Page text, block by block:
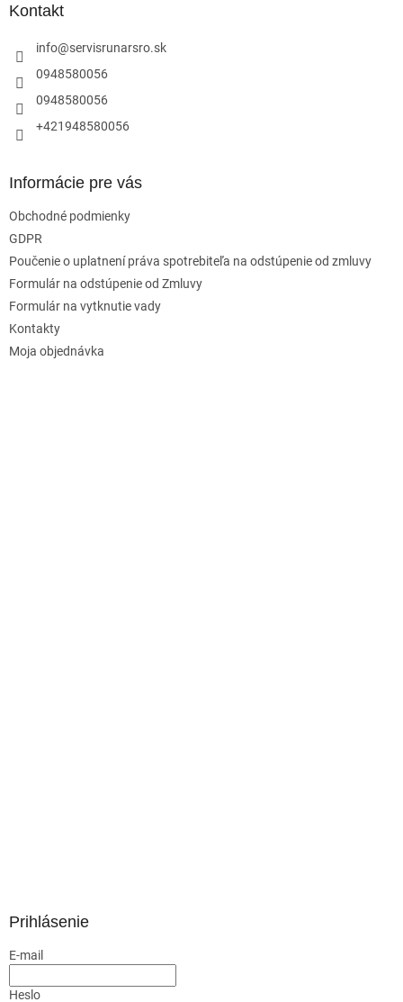
Kontakt
info@servisrunarsro.sk
0948580056
0948580056
+421948580056
Informácie pre vás
Obchodné podmienky
GDPR
Poučenie o uplatnení práva spotrebiteľa na odstúpenie od zmluvy
Formulár na odstúpenie od Zmluvy
Formulár na vytknutie vady
Kontakty
Moja objednávka
Prihlásenie
E-mail
Heslo